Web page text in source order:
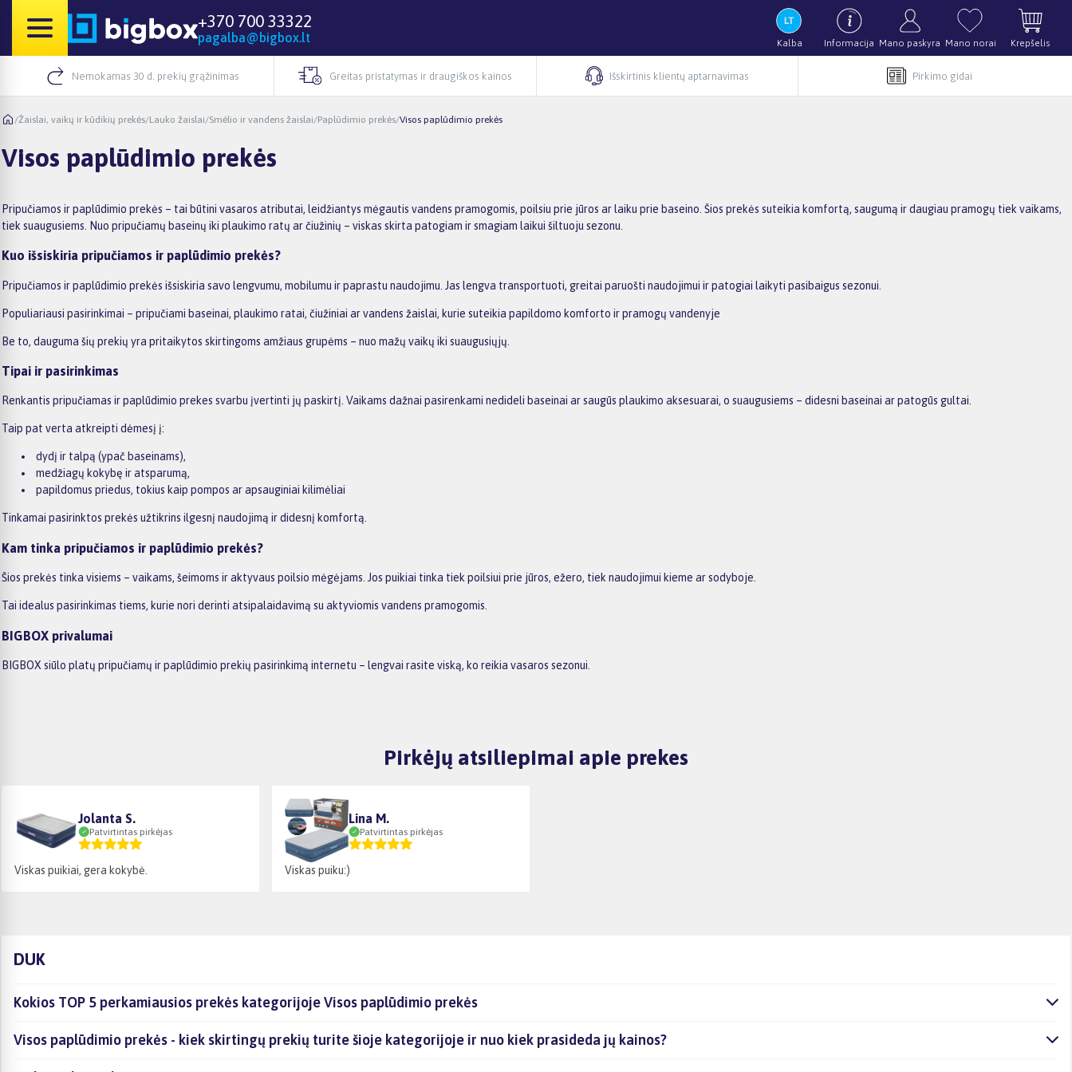
+370 700 33322
pagalba@bigbox.lt Kalba Informacija Mano paskyra Mano norai Krepšelis
Nemokamas 30 d. prekių grąžinimas Greitas pristatymas ir draugiškos kainos Išskirtinis klientų aptarnavimas Pirkimo gidai
/Žaislai, vaikų ir kūdikių prekės/Lauko žaislai/Smėlio ir vandens žaislai/Paplūdimio prekės/Visos paplūdimio prekės
Visos paplūdimio prekės
Pripučiamos ir paplūdimio prekės – tai būtini vasaros atributai, leidžiantys mėgautis vandens pramogomis, poilsiu prie jūros ar laiku prie baseino. Šios prekės suteikia komfortą, saugumą ir daugiau pramogų tiek vaikams,
tiek suaugusiems. Nuo pripučiamų baseinų iki plaukimo ratų ar čiužinių – viskas skirta patogiam ir smagiam laikui šiltuoju sezonu.
Kuo išsiskiria pripučiamos ir paplūdimio prekės?
Pripučiamos ir paplūdimio prekės išsiskiria savo lengvumu, mobilumu ir paprastu naudojimu. Jas lengva transportuoti, greitai paruošti naudojimui ir patogiai laikyti pasibaigus sezonui.
Populiariausi pasirinkimai – pripučiami baseinai, plaukimo ratai, čiužiniai ar vandens žaislai, kurie suteikia papildomo komforto ir pramogų vandenyje
Be to, dauguma šių prekių yra pritaikytos skirtingoms amžiaus grupėms – nuo mažų vaikų iki suaugusiųjų.
Tipai ir pasirinkimas
Renkantis pripučiamas ir paplūdimio prekes svarbu įvertinti jų paskirtį. Vaikams dažnai pasirenkami nedideli baseinai ar saugūs plaukimo aksesuarai, o suaugusiems – didesni baseinai ar patogūs gultai.
Taip pat verta atkreipti dėmesį į:
dydį ir talpą (ypač baseinams),
medžiagų kokybę ir atsparumą,
papildomus priedus, tokius kaip pompos ar apsauginiai kilimėliai
Tinkamai pasirinktos prekės užtikrins ilgesnį naudojimą ir didesnį komfortą.
Kam tinka pripučiamos ir paplūdimio prekės?
Šios prekės tinka visiems – vaikams, šeimoms ir aktyvaus poilsio mėgėjams. Jos puikiai tinka tiek poilsiui prie jūros, ežero, tiek naudojimui kieme ar sodyboje.
Tai idealus pasirinkimas tiems, kurie nori derinti atsipalaidavimą su aktyviomis vandens pramogomis.
BIGBOX privalumai
BIGBOX siūlo platų pripučiamų ir paplūdimio prekių pasirinkimą internetu – lengvai rasite viską, ko reikia vasaros sezonui.
Pirkėjų atsiliepimai apie prekes
Jolanta S.
Patvirtintas pirkėjas
Viskas puikiai, gera kokybė.
Lina M.
Patvirtintas pirkėjas
Viskas puiku:)
DUK
Kokios TOP 5 perkamiausios prekės kategorijoje Visos paplūdimio prekės
Visos paplūdimio prekės - kiek skirtingų prekių turite šioje kategorijoje ir nuo kiek prasideda jų kainos?